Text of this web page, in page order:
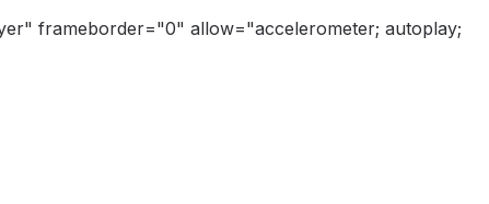
frameborder="0" allow="accelerometer; autoplay;